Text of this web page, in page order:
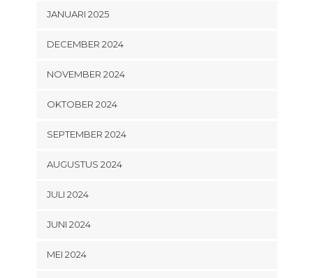
JANUARI 2025
DECEMBER 2024
NOVEMBER 2024
OKTOBER 2024
SEPTEMBER 2024
AUGUSTUS 2024
JULI 2024
JUNI 2024
MEI 2024